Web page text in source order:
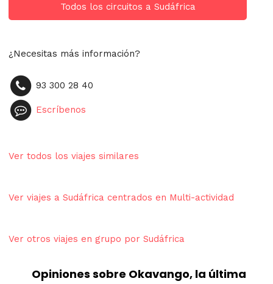
Todos los circuitos a Sudáfrica
¿Necesitas más información?
93 300 28 40
Escríbenos
Ver todos los viajes similares
Ver viajes a Sudáfrica centrados en Multi-actividad
Ver otros viajes en grupo por Sudáfrica
Opiniones sobre Okavango, la última